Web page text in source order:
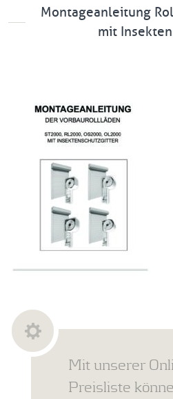
Montageanleitung
mit
Mit unserer
Preisliste